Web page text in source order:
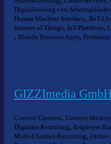
Digitalisierung von Arbeitsabläufen
Human Machine Interface, IIoT-
Internet of Things, IoT-Plattform,
, Mobile Business Apps,
GIZZImedia
Content Creation, Content
Digitales Recruiting, Employer
Multi-Channel-Recruiting, Online